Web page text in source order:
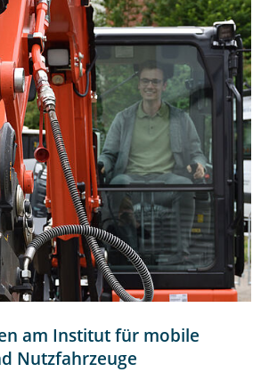
& Partnerschaften
am Institut für mobile
Nutzfahrzeuge